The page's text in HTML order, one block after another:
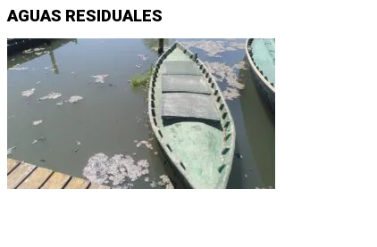
AGUAS RESIDUALES